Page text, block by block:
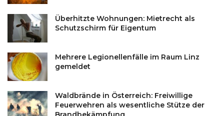
Überhitzte Wohnungen: Mietrecht als
Schutzschirm für Eigentum
Mehrere Legionellenfälle im Raum Linz
gemeldet
Waldbrände in Österreich: Freiwillige
Feuerwehren als wesentliche Stütze der